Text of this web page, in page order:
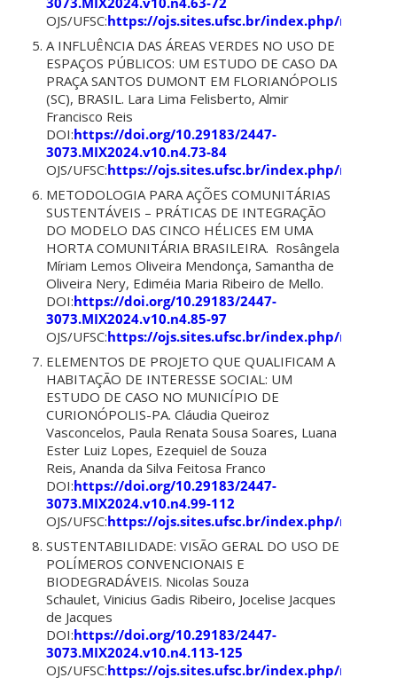
OJS/UFSC:https://ojs.sites.ufsc.br/index.php/
A INFLUÊNCIA DAS ÁREAS VERDES NO USO DE
ESPAÇOS PÚBLICOS: UM ESTUDO DE CASO DA
PRAÇA SANTOS DUMONT EM FLORIANÓPOLIS
(SC), BRASIL. Lara Lima Felisberto, Almir
Francisco Reis
DOI:https://doi.org/10.29183/2447-
3073.MIX2024.v10.n4.73-84
OJS/UFSC:https://ojs.sites.ufsc.br/index.php/
METODOLOGIA PARA AÇÕES COMUNITÁRIAS
SUSTENTÁVEIS – PRÁTICAS DE INTEGRAÇÃO
DO MODELO DAS CINCO HÉLICES EM UMA
HORTA COMUNITÁRIA BRASILEIRA. Rosângela
Míriam Lemos Oliveira Mendonça, Samantha de
Oliveira Nery, Ediméia Maria Ribeiro de Mello.
DOI:https://doi.org/10.29183/2447-
3073.MIX2024.v10.n4.85-97
OJS/UFSC:https://ojs.sites.ufsc.br/index.php/
ELEMENTOS DE PROJETO QUE QUALIFICAM A
HABITAÇÃO DE INTERESSE SOCIAL: UM
ESTUDO DE CASO NO MUNICÍPIO DE
CURIONÓPOLIS-PA. Cláudia Queiroz
Vasconcelos, Paula Renata Sousa Soares, Luana
Ester Luiz Lopes, Ezequiel de Souza
Reis,Ananda da Silva Feitosa Franco
DOI:https://doi.org/10.29183/2447-
3073.MIX2024.v10.n4.99-112
OJS/UFSC:https://ojs.sites.ufsc.br/index.php/
SUSTENTABILIDADE: VISÃO GERAL DO USO DE
POLÍMEROS CONVENCIONAIS E
BIODEGRADÁVEIS. Nicolas Souza
Schaulet, Vinicius Gadis Ribeiro, Jocelise Jacques
de Jacques
DOI:https://doi.org/10.29183/2447-
3073.MIX2024.v10.n4.113-125
OJS/UFSC:https://ojs.sites.ufsc.br/index.php/